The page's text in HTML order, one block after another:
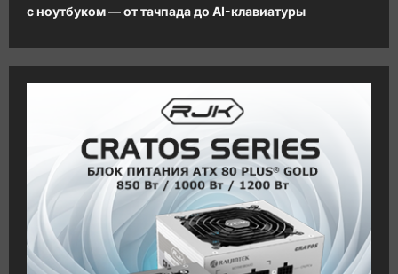
г
а
ц
п
и
с
с ноутбуком — от тачпада до AI-клавиатуры